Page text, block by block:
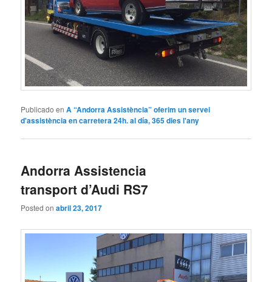
Publicado en A “Andorra Assistència” oferim un servei
d'assistència en carretera 24h. al día, 365 dies l'any
Andorra Assistencia
transport d’Audi RS7
Posted onabril 23, 2017